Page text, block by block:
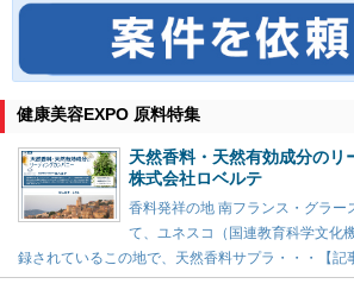
健康美容EXPO 原料特集
天然香料・天然有効成分のリ
株式会社ロベルテ
香料発祥の地 南フランス・グラー
て、ユネスコ（国連教育科学文化
録されているこの地で、天然香料サプラ・・・【記